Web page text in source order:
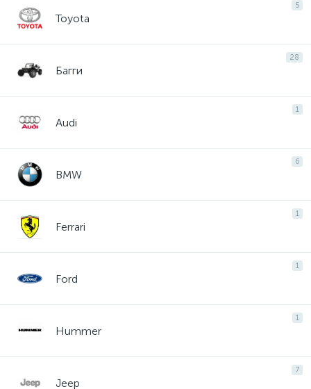
5
Toyota
28
Багги
1
Audi
6
BMW
1
Ferrari
1
Ford
1
Hummer
7
Jeep